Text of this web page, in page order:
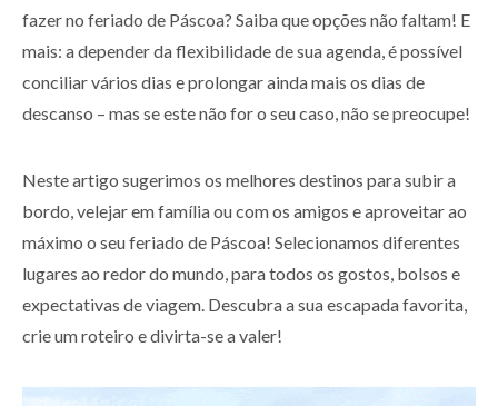
fazer no feriado de Páscoa? Saiba que opções não faltam! E
mais: a depender da flexibilidade de sua agenda, é possível
conciliar vários dias e prolongar ainda mais os dias de
descanso – mas se este não for o seu caso, não se preocupe!
Neste artigo sugerimos os melhores destinos para subir a
bordo, velejar em família ou com os amigos e aproveitar ao
máximo o seu feriado de Páscoa! Selecionamos diferentes
lugares ao redor do mundo, para todos os gostos, bolsos e
expectativas de viagem. Descubra a sua escapada favorita,
crie um roteiro e divirta-se a valer!